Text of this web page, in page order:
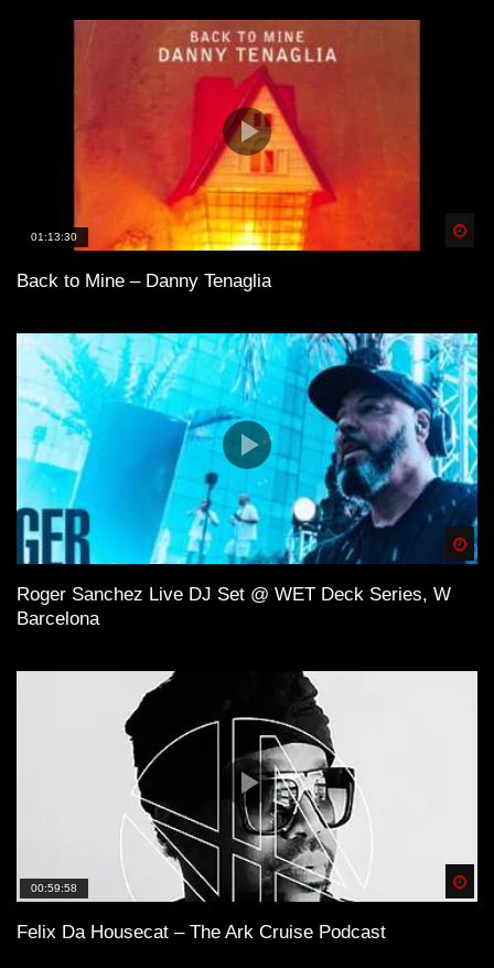
01:13:30
Back to Mine – Danny Tenaglia
Roger Sanchez Live DJ Set @ WET Deck Series, W
Barcelona
00:59:58
Felix Da Housecat – The Ark Cruise Podcast